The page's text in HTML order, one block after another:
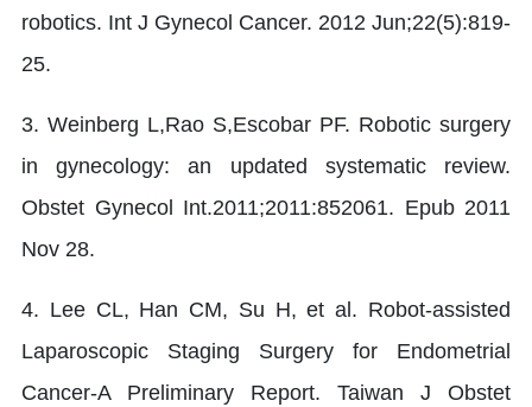
robotics. Int J Gynecol Cancer. 2012 Jun;22(5):819-
25.
3. Weinberg L,Rao S,Escobar PF. Robotic surgery
in gynecology: an updated systematic review.
Obstet Gynecol Int.2011;2011:852061. Epub 2011
Nov 28.
4. Lee CL, Han CM, Su H, et al. Robot-assisted
Laparoscopic Staging Surgery for Endometrial
Cancer-A Preliminary Report. Taiwan J Obstet